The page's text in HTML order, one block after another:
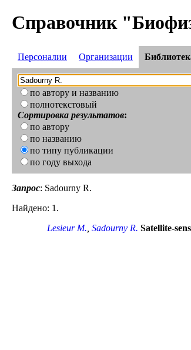
Справочник
Персоналии Организации
по автору и названию
полнотекстовый
Сортировка результатов:
по автору
по названию
по типу публикации
по году выхода
Запрос: Sadourny R.
Найдено: 1.
Lesieur M., Sadourny R. Satellite-